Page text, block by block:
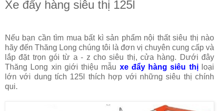
Xe đẩy hàng siêu thị 125l
Nếu bạn cần tìm mua bất kì sản phẩm nội thất siêu thị nào
hãy đến Thăng Long chúng tôi là đơn vị chuyên cung cấp và
lắp đặt trọn gói từ a - z cho siêu thị, cửa hàng. Dưới đây
Thăng Long xin giới thiệu mẫu xe đẩy hàng siêu thịloại
lớn với dung tích 125l thích hợp với những siêu thị chính
qui.